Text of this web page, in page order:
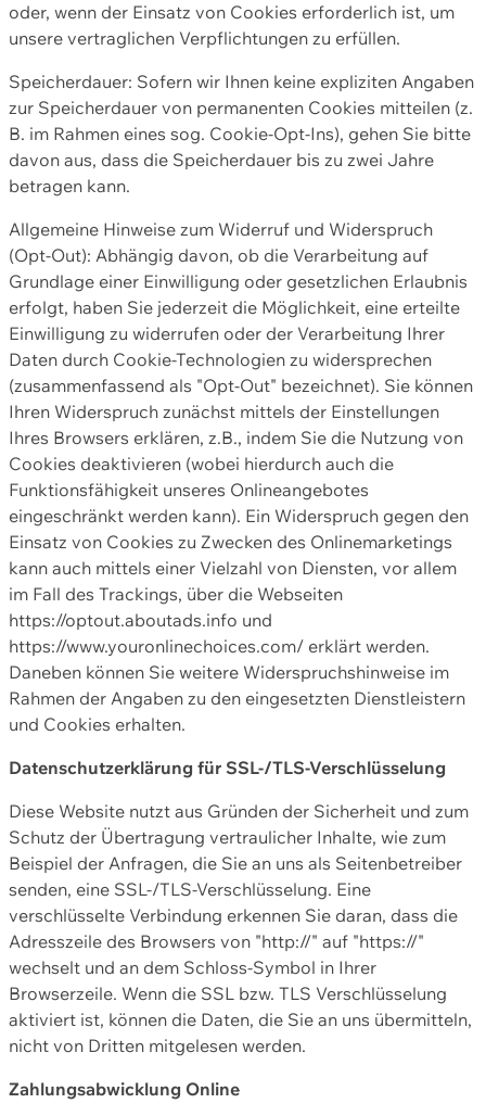
oder, wenn der Einsatz von Cookies erforderlich ist, um
unsere vertraglichen Verpflichtungen zu erfüllen.
Speicherdauer: Sofern wir Ihnen keine expliziten Angaben
zur Speicherdauer von permanenten Cookies mitteilen (z.
B. im Rahmen eines sog. Cookie-Opt-Ins), gehen Sie bitte
davon aus, dass die Speicherdauer bis zu zwei Jahre
betragen kann.
Allgemeine Hinweise zum Widerruf und Widerspruch
(Opt-Out): Abhängig davon, ob die Verarbeitung auf
Grundlage einer Einwilligung oder gesetzlichen Erlaubnis
erfolgt, haben Sie jederzeit die Möglichkeit, eine erteilte
Einwilligung zu widerrufen oder der Verarbeitung Ihrer
Daten durch Cookie-Technologien zu widersprechen
(zusammenfassend als "Opt-Out" bezeichnet). Sie können
Ihren Widerspruch zunächst mittels der Einstellungen
Ihres Browsers erklären, z.B., indem Sie die Nutzung von
Cookies deaktivieren (wobei hierdurch auch die
Funktionsfähigkeit unseres Onlineangebotes
eingeschränkt werden kann). Ein Widerspruch gegen den
Einsatz von Cookies zu Zwecken des Onlinemarketings
kann auch mittels einer Vielzahl von Diensten, vor allem
im Fall des Trackings, über die Webseiten
https://optout.aboutads.info und
https://www.youronlinechoices.com/ erklärt werden.
Daneben können Sie weitere Widerspruchshinweise im
Rahmen der Angaben zu den eingesetzten Dienstleistern
und Cookies erhalten.
Datenschutzerklärung für SSL-/TLS-Verschlüsselung
Diese Website nutzt aus Gründen der Sicherheit und zum
Schutz der Übertragung vertraulicher Inhalte, wie zum
Beispiel der Anfragen, die Sie an uns als Seitenbetreiber
senden, eine SSL-/TLS-Verschlüsselung. Eine
verschlüsselte Verbindung erkennen Sie daran, dass die
Adresszeile des Browsers von "http://" auf "https://"
wechselt und an dem Schloss-Symbol in Ihrer
Browserzeile. Wenn die SSL bzw. TLS Verschlüsselung
aktiviert ist, können die Daten, die Sie an uns übermitteln,
nicht von Dritten mitgelesen werden.
Zahlungsabwicklung Online